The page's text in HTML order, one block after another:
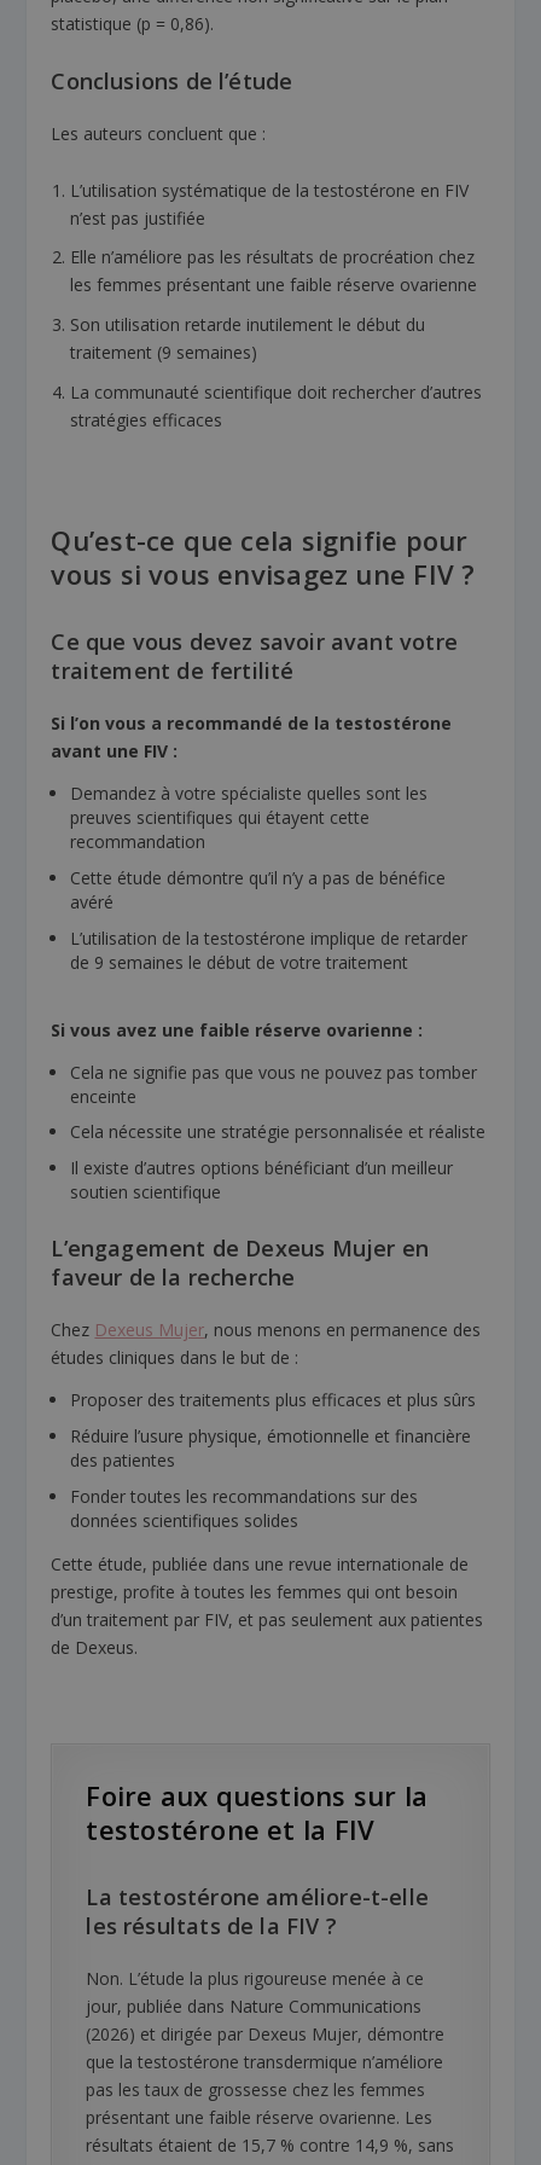
statistique (p = 0,86).
Conclusions de l’étude
Les auteurs concluent que :
L’utilisation systématique de la testostérone en FIV
n’est pas justifiée
Elle n’améliore pas les résultats de procréation chez
les femmes présentant une faible réserve ovarienne
Son utilisation retarde inutilement le début du
traitement (9 semaines)
La communauté scientifique doit rechercher d’autres
stratégies efficaces
Qu’est-ce que cela signifie pour
vous si vous envisagez une FIV ?
Ce que vous devez savoir avant votre
traitement de fertilité
Si l’on vous a recommandé de la testostérone
avant une FIV :
Demandez à votre spécialiste quelles sont les
preuves scientifiques qui étayent cette
recommandation
Cette étude démontre qu’il n’y a pas de bénéfice
avéré
L’utilisation de la testostérone implique de retarder
de 9 semaines le début de votre traitement
Si vous avez une faible réserve ovarienne :
Cela ne signifie pas que vous ne pouvez pas tomber
enceinte
Cela nécessite une stratégie personnalisée et réaliste
Il existe d’autres options bénéficiant d’un meilleur
soutien scientifique
L’engagement de Dexeus Mujer en
faveur de la recherche
Chez Dexeus Mujer, nous menons en permanence des
études cliniques dans le but de :
Proposer des traitements plus efficaces et plus sûrs
Réduire l’usure physique, émotionnelle et financière
des patientes
Fonder toutes les recommandations sur des
données scientifiques solides
Cette étude, publiée dans une revue internationale de
prestige, profite à toutes les femmes qui ont besoin
d’un traitement par FIV, et pas seulement aux patientes
de Dexeus.
Foire aux questions sur la
testostérone et la FIV
La testostérone améliore-t-elle
les résultats de la FIV ?
Non. L’étude la plus rigoureuse menée à ce
jour, publiée dans Nature Communications
(2026) et dirigée par Dexeus Mujer, démontre
que la testostérone transdermique n’améliore
pas les taux de grossesse chez les femmes
présentant une faible réserve ovarienne. Les
résultats étaient de 15,7 % contre 14,9 %, sans